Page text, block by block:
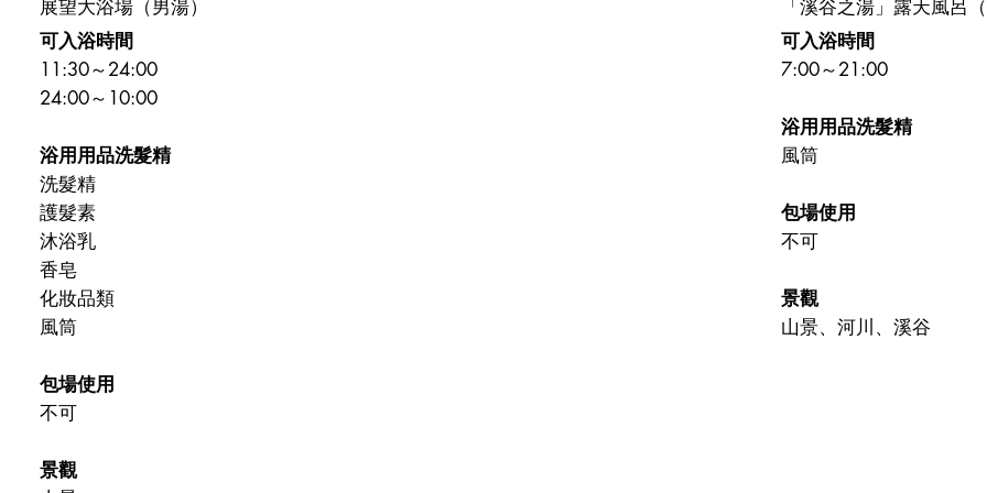
展望大浴場（男湯）
可入浴時間
11:30～24:00
24:00～10:00
浴用用品洗髮精
洗髮精
護髮素
沐浴乳
香皂
化妝品類
風筒
包場使用
不可
景觀
「溪谷之湯」露天風呂
可入浴時間
7:00～21:00
浴用用品洗髮精
風筒
包場使用
不可
景觀
山景、河川、溪谷